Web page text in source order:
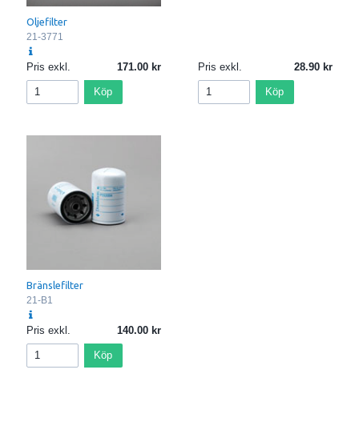
Oljefilter
21-3771
Pris exkl. 171.00
Köp
Pris exkl. 28.90
Köp
Bränslefilter
21-B1
Pris exkl. 140.00
Köp